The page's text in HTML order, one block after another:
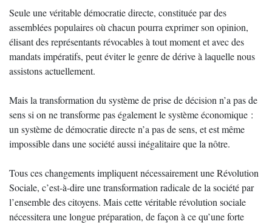
Seule une véritable démocratie directe, constituée par des
assemblées populaires où chacun pourra exprimer son opinion,
élisant des représentants révocables à tout moment et avec des
mandats impératifs, peut éviter le genre de dérive à laquelle nous
assistons actuellement.
Mais la transformation du système de prise de décision n’a pas de
sens si on ne transforme pas également le système économique :
un système de démocratie directe n’a pas de sens, et est même
impossible dans une société aussi inégalitaire que la nôtre.
Tous ces changements impliquent nécessairement une Révolution
Sociale, c’est-à-dire une transformation radicale de la société par
l’ensemble des citoyens. Mais cette véritable révolution sociale
nécessitera une longue préparation, de façon à ce qu’une forte